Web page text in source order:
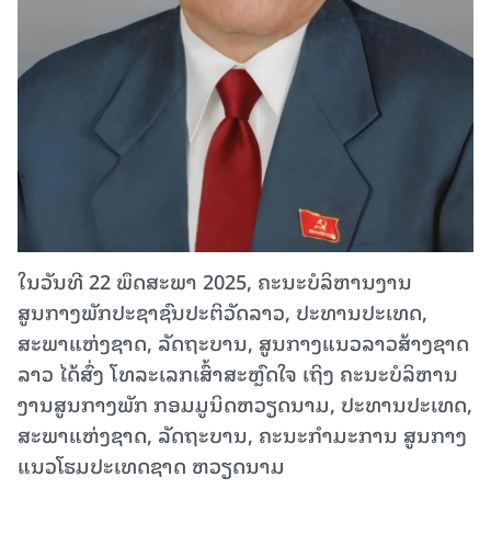
ໃນວັນທີ 22 ພຶດສະພາ 2025, ຄະນະບໍລິຫານງານ
ສູນກາງພັກປະຊາຊົນປະຕິວັດລາວ, ປະທານປະເທດ,
ສະພາແຫ່ງຊາດ, ລັດຖະບານ, ສູນກາງແນວລາວສ້າງຊາດ
ລາວ ໄດ້ສົ່ງ ໂທລະເລກເສົ້າສະຫຼົດໃຈ ເຖິງ ຄະນະບໍລິຫານ
ງານສູນກາງພັກ ກອມມູນິດຫວຽດນາມ, ປະທານປະເທດ,
ສະພາແຫ່ງຊາດ, ລັດຖະບານ, ຄະນະກໍາມະການ ສູນກາງ
ແນວໂຮມປະເທດຊາດ ຫວຽດນາມ